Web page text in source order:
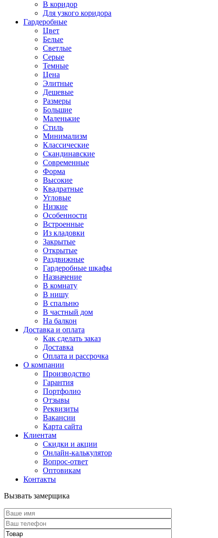
В коридор
Для узкого коридора
Гардеробные
Цвет
Белые
Светлые
Серые
Темные
Цена
Элитные
Дешевые
Размеры
Большие
Маленькие
Стиль
Минимализм
Классические
Скандинавские
Современные
Форма
Высокие
Квадратные
Угловые
Низкие
Особенности
Встроенные
Из кладовки
Закрытые
Открытые
Раздвижные
Гардеробные шкафы
Назначение
В комнату
В нишу
В спальню
В частный дом
На балкон
Доставка и оплата
Как сделать заказ
Доставка
Оплата и рассрочка
О компании
Производство
Гарантия
Портфолио
Отзывы
Реквизиты
Вакансии
Карта сайта
Клиентам
Скидки и акции
Онлайн-калькулятор
Вопрос-ответ
Оптовикам
Контакты
Вызвать замерщика